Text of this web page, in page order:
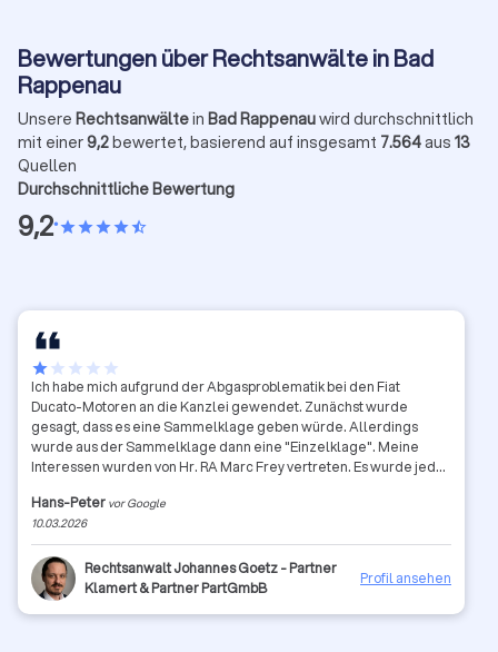
Bewertungen über Rechtsanwälte in Bad
Rappenau
Unsere Rechtsanwältein Bad Rappenauwird durchschnittlich
mit einer9,2bewertet, basierend auf insgesamt 7.564aus 13
Quellen
Durchschnittliche Bewertung
9,2•starstarstarstarstar_half
starstar star star star
Ich habe mich aufgrund der Abgasproblematik bei den Fiat
Ducato-Motoren an die Kanzlei gewendet. Zunächst wurde
gesagt, dass es eine Sammelklage geben würde. Allerdings
wurde aus der Sammelklage dann eine "Einzelklage". Meine
Interessen wurden von Hr. RA Marc Frey vertreten. Es wurde jede
Gutachten, die die Problematik belegen, vermisst. Die Argumente
(Prosa) wiederholte sich auch mehrfach in der Klageschrift.
Nachdem in erster Instanz das Landgericht Koblenz die Klage
abgewiesen hat, wurden mir (und meiner
Rechtsschutzversicherung) eine Reihe von Urteilen zugesendet,
in denen die Kläger Recht bekamen. Darauf hin wurde Berufung
Hans-Peter vor Google
10.03.2026
Rechtsanwalt Johannes Goetz - Partner
Klamert & Partner PartGmbB
Profil ansehen